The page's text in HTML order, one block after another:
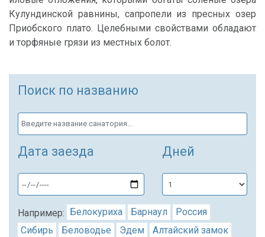
Кулундинской равнины, сапропели из пресных озер
Приобского плато. Целебными свойствами обладают
и торфяные грязи из местных болот.
Поиск по названию
Дата заезда Дней
Например: Белокуриха Барнаул
Россия
Сибирь
Беловодье Эдем
Алтайский замок